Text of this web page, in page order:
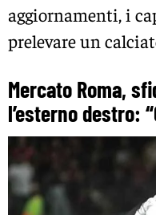
aggiornamenti, i
prelevare un
Mercato Roma,
l’esterno destro: